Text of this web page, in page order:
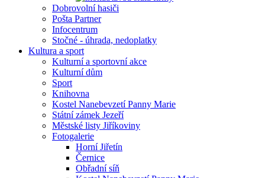
Dobrovolní hasiči
Pošta Partner
Infocentrum
Stočné - úhrada, nedoplatky
Kultura a sport
Kulturní a sportovní akce
Kulturní dům
Sport
Knihovna
Kostel Nanebevzetí Panny Marie
Státní zámek Jezeří
Městské listy Jiříkoviny
Fotogalerie
Horní Jiřetín
Černice
Obřadní síň